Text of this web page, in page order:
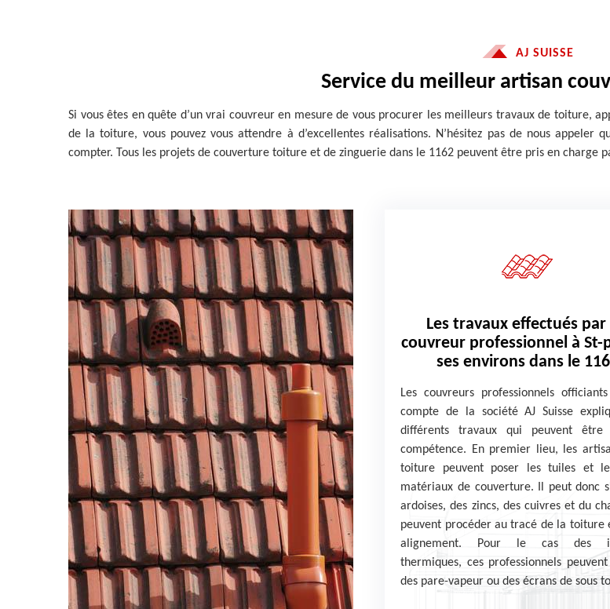
AJ SUISSE
Service du meilleur artisan
Si vous êtes en quête d’un vrai couvreur en mesure de vous procurer les meilleurs travaux de toiture,
de la toiture, vous pouvez vous attendre à d’excellentes réalisations. N’hésitez pas de nous appeler
compter. Tous les projets de couverture toiture et de zinguerie dans le 1162 peuvent être pris en charge
Les travaux effectués par
couvreur professionnel à St-
ses environs dans le
Les couvreurs professionnels
compte de la société AJ Suisse
différents travaux qui peuvent
compétence. En premier lieu, les
toiture peuvent poser les tuiles et
matériaux de couverture. Il peut donc
ardoises, des zincs, des cuivres et du
peuvent procéder au tracé de la toiture
alignement. Pour le cas des
thermiques, ces professionnels
des pare-vapeur ou des écrans de sous